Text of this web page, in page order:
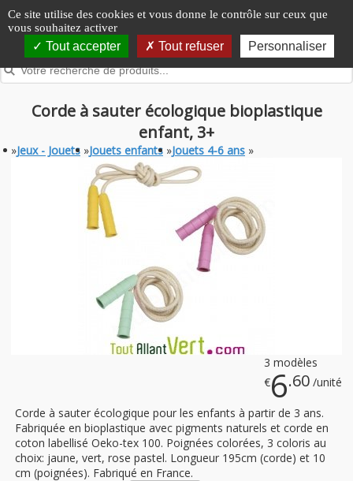
Panneau de gestion des cookies
Ce site utilise des cookies et vous donne le contrôle sur ceux que
vous souhaitez activer
Tout accepter Tout refuser Personnaliser
Corde à sauter écologique bioplastique
enfant, 3+
»Jeux - Jouets »Jouets enfants »Jouets 4-6 ans »
3 modèles
€6.60 /unité
Corde à sauter écologique pour les enfants à partir de 3 ans.
Fabriquée en bioplastique avec pigments naturels et corde en
coton labellisé Oeko-tex 100. Poignées colorées, 3 coloris au
choix: jaune, vert, rose pastel. Longueur 195cm (corde) et 10
cm (poignées). Fabriqué en France.